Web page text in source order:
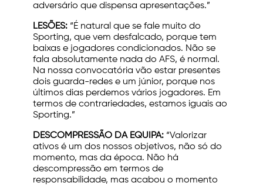
adversário que dispensa apresentações.”
LESÕES: “É natural que se fale muito do
Sporting, que vem desfalcado, porque tem
baixas e jogadores condicionados. Não se
fala absolutamente nada do AFS, é normal.
Na nossa convocatória vão estar presentes
dois guarda-redes e um júnior, porque nos
últimos dias perdemos vários jogadores. Em
termos de contrariedades, estamos iguais ao
Sporting.”
DESCOMPRESSÃO DA EQUIPA: “Valorizar
ativos é um dos nossos objetivos, não só do
momento, mas da época. Não há
descompressão em termos de
responsabilidade, mas acabou o momento